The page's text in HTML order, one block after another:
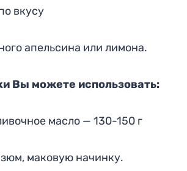
вкусу
апельсина или лимона.
Вы можете использовать:
масло — 130-150 г
маковую начинку.